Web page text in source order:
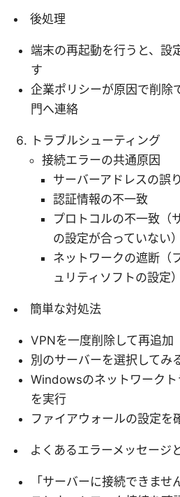
後処理
端末の再起動を行うと、設
す
企業ポリシーが原因で削除
門へ連絡
トラブルシューティング
接続エラーの共通原因
サーバーアドレスの誤り
認証情報の不一致
プロトコルの不一致（
の設定が合っていない）
ネットワークの遮断（
ュリティソフトの設定）
簡単な対処法
VPNを一度削除して再追加
別のサーバーを選択してみ
Windowsのネットワークト
を実行
ファイアウォールの設定を
よくあるエラーメッセージ
「サーバーに接続できま